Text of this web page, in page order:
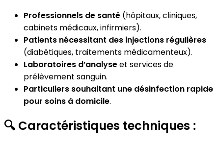
Professionnels de santé (hôpitaux, cliniques,
cabinets médicaux, infirmiers).
Patients nécessitant des injections régulières
(diabétiques, traitements médicamenteux).
Laboratoires d’analyseet services de
prélèvement sanguin.
Particuliers souhaitant une désinfection rapide
pour soins à domicile.
🔍 Caractéristiques techniques :